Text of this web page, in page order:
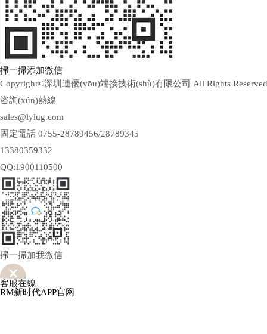
掃一掃添加微信
Copyright©深圳連優(yōu)端接技術(shù)有限公司 All Rights
咨詢(xún)熱線
sales@lylug.com
固定電話 0755-28789456/28789345
13380359332
QQ:1900110500
掃一掃加我微信
客服在線
RM新时代APP官网